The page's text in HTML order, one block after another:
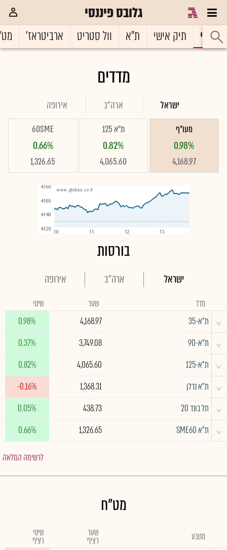
גלובס פיננסי
ראשי תיק אישי ת"א וול סטריט ארביטראז'
מדדים
ישראל ארה"ב אירופה
מעו"ף
0.98%
4,168.97
ת"א 125
0.82%
4,065.60
60SME
0.66%
1,326.65
בורסות
ישראל ארה"ב אירופה
מדד שער שינוי
^ ת"א-35 4,168.97
0.98%
^ ת"א-90 3,749.08
0.37%
^ ת"א-125 4,065.60
0.82%
^ ת"א נדלן 1,368.31
-0.16%
^ תל בונד 20 438.73
0.05%
^ ת"א SME60 1,326.65
0.66%
לרשימה המלאה
מט"ח
מטבע שער
רציף
שינוי
רציף